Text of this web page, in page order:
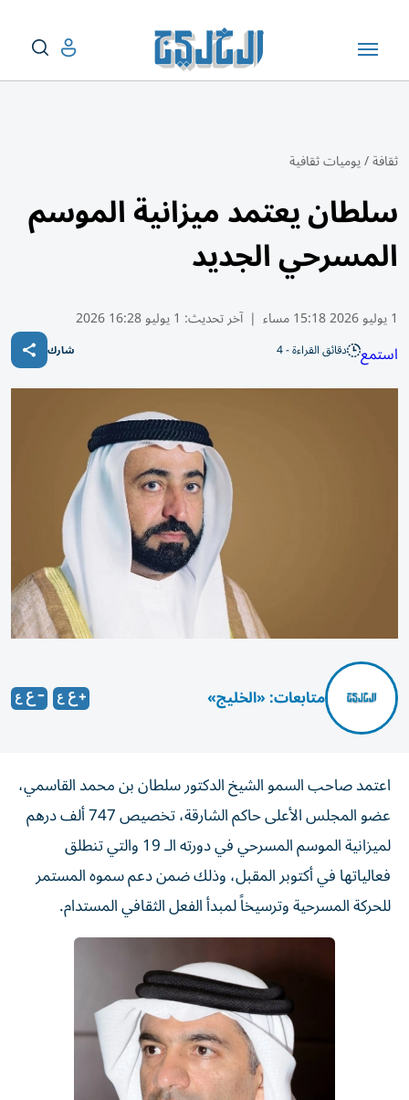
ثقافة/يوميات ثقافية
سلطان يعتمد ميزانية الموسم
المسرحي الجديد
1 يوليو 2026 15:18 مساء | آخر تحديث: 1 يوليو 16:28 2026
استمع دقائق القراءة - 4 شارك
متابعات: «الخليج»
اعتمد صاحب السمو الشيخ الدكتور سلطان بن محمد القاسمي،
عضو المجلس الأعلى حاكم الشارقة، تخصيص 747 ألف درهم
لميزانية الموسم المسرحي في دورته الـ 19 والتي تنطلق
فعالياتها في أكتوبر المقبل، وذلك ضمن دعم سموه المستمر
للحركة المسرحية وترسيخاً لمبدأ الفعل الثقافي المستدام.